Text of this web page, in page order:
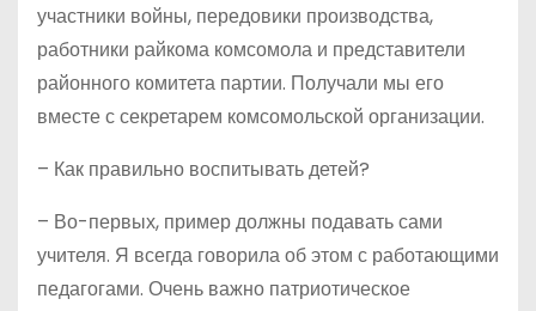
участники войны, передовики производства,
работники райкома комсомола и представители
районного комитета партии. Получали мы его
вместе с секретарем комсомольской организации.
– Как правильно воспитывать детей?
– Во-первых, пример должны подавать сами
учителя. Я всегда говорила об этом с работающими
педагогами. Очень важно патриотическое